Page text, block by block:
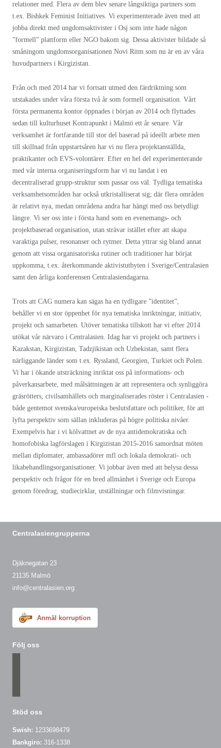
relationer med. Flera av dem blev senare långsiktiga partners som
t.ex. Bishkek Feminist Initiatives. Vi experimenterade även med att
jobba direkt med ungdomsaktivister i Osj som inte hade någon
”formell” plattform eller NGO bakom sig. Dessa aktivister bildade så
småningom ungdomsorganisationen Novi Ritm som nu är en av våra
huvudpartners i Kirgizistan.
Från och med 2014 har vi fortsatt utmed den färdriktning som
utstakades under våra första två år som formell organisation. Vårt
första permanenta kontor öppnades i början av 2014 och flyttades
sedan till kulturhuset Kontrapunkt i Malmö ett år senare. Vår
verksamhet är fortfarande till stor del baserad på ideellt arbete men
till skillnad från uppstartsåren har vi nu flera projektanställda,
praktikanter och EVS-volontärer. Efter en hel del experimenterande
med vår interna organiseringsform har vi nu landat i en
decentraliserad grupp-struktur som passar oss väl. Tydliga tematiska
verksamhetsområden har också utkristalliserat sig; där flera områden
är relativt nya, medan områdena andra har hängt med oss betydligt
längre. Vi ser oss inte i första hand som en evenemangs- och
projektbaserad organisation, utan strävar istället efter att skapa
varaktiga pul­ser, resonanser och rytmer. Detta yttrar sig bland annat
genom att vissa organisatoriska ruti­ner och traditioner har börjat
uppkomma, t.ex. återkommande aktivistut­byten i Sverige/Centralasien
samt den årliga konferensen Cen­tralasiendagarna.
Trots att CAG numera kan sägas ha en tydligare ”identitet”,
behåller vi en stor öppenhet för nya tematiska inriktningar, initiativ,
projekt och samarbeten. Utöver tematiska tillskott har vi efter 2014
utökat vår närvaro i Centralasien. Idag har vi projekt och partners i
Kazakstan, Kirgizistan, Tadzjikistan och Uzbekistan, samt flera
närliggande länder som t.ex. Ryssland, Georgien, Turkiet och Polen.
Vi har i ökande utsträckning inriktat oss på informations- och
påverkansarbete, med målsättningen är att representera och synliggöra
gräsrötters, civilsamhällets och marginaliserades röster i Centralasien -
både gentemot svenska/europeiska beslutsfattare och politiker, för att
lyfta perspektiv som sällan inkluderas på högre politiska nivåer.
Exempelvis har i vi kölvattnet av de nya antidemokratiska och
homofobiska lagförslagen i Kirgizistan 2015-2016 samordnat möten
mellan diplomater, ambassadörer mfl och lokala demokrati- och
likabehandlingsorganisationer. Vi jobbar även med att belysa dessa
perspektiv och frågor för en bred allmänhet i Sverige och Europa
genom föredrag, studiecirklar, utställningar och filmvisningar.
Centralasiengrupperna
Djäknegatan 23
21135 Malmö
info@centralasien.org
Anmäl korruption
Följ oss
Stöd oss
Swish: 1233698479
Bankgiro: 316-1338